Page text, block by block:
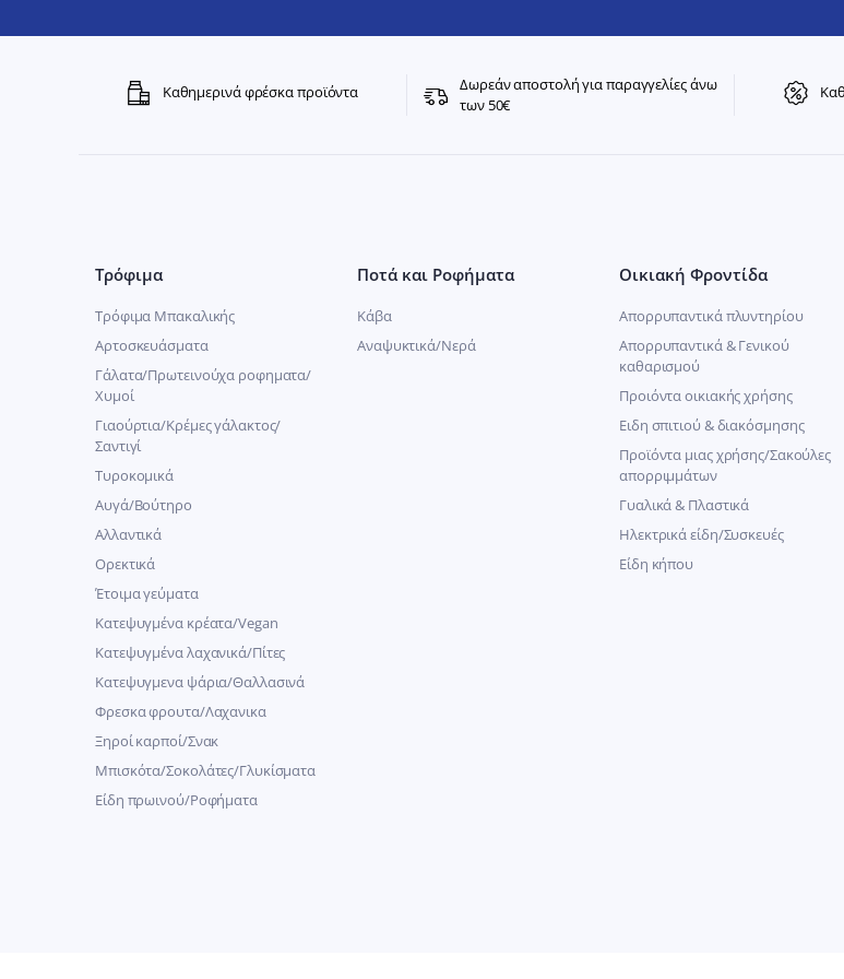
Καθημερινά φρέσκα προϊόντα
Δωρεάν αποστολή για παραγγελίες άνω
των 50€
Τρόφιμα
Τρόφιμα Μπακαλικής
Αρτοσκευάσματα
Γάλατα/Πρωτεινούχα ροφηματα/
Χυμοί
Γιαούρτια/Κρέμες γάλακτος/
Σαντιγί
Τυροκομικά
Αυγά/Βούτηρο
Αλλαντικά
Ορεκτικά
Έτοιμα γεύματα
Κατεψυγμένα κρέατα/Vegan
Kατεψυγμένα λαχανικά/Πίτες
Κατεψυγμενα ψάρια/Θαλλασινά
Φρεσκα φρουτα/Λαχανικα
Ξηροί καρποί/Σνακ
Μπισκότα/Σοκολάτες/Γλυκίσματα
Είδη πρωινού/Ροφήματα
Ποτά και Ροφήματα
Κάβα
Αναψυκτικά/Νερά
Οικιακή Φροντίδα
Απορρυπαντικά πλυντηρίου
Απορρυπαντικά & Γενικού
καθαρισμού
Προιόντα οικιακής χρήσης
Ειδη σπιτιού & διακόσμησης
Προϊόντα μιας χρήσης/Σακούλες
απορριμμάτων
Γυαλικά & Πλαστικά
Ηλεκτρικά είδη/Συσκευές
Είδη κήπου